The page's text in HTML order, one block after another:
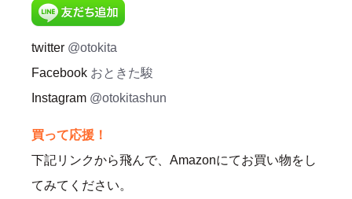
twitter @otokita
Facebook おときた駿
Instagram @otokitashun
買って応援！
下記リンクから飛んで、Amazonにてお買い物をし
てみてください。